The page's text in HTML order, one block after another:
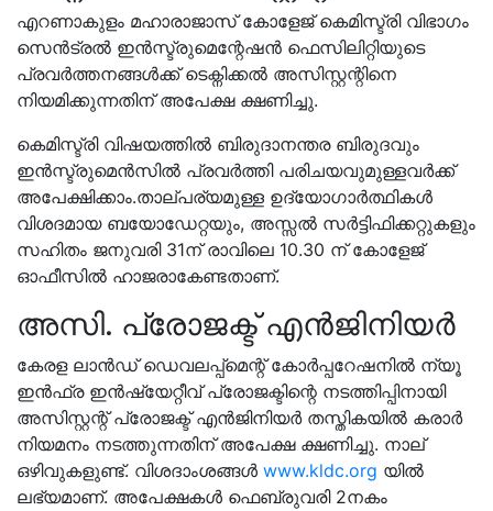
എറണാകുളം മഹാരാജാസ് കോളേജ് കെമിസ്ട്രി വിഭാഗം
സെൻട്രൽ ഇൻസ്ട്രുമെന്റേഷൻ ഫെസിലിറ്റിയുടെ
പ്രവർത്തനങ്ങൾക്ക് ടെക്നിക്കൽ അസിസ്റ്റന്റിനെ
നിയമിക്കുന്നതിന് അപേക്ഷ ക്ഷണിച്ചു.
കെമിസ്ട്രി വിഷയത്തിൽ ബിരുദാനന്തര ബിരുദവും
ഇൻസ്ട്രുമെൻസിൽ പ്രവർത്തി പരിചയവുമുള്ളവർക്ക്
അപേക്ഷിക്കാം.താല്പര്യമുള്ള ഉദ്യോഗാർത്ഥികൾ
വിശദമായ ബയോഡേറ്റയും, അസ്സൽ സർട്ടിഫിക്കറ്റുകളും
സഹിതം ജനുവരി 31ന് രാവിലെ 10.30 ന് കോളേജ്
ഓഫീസിൽ ഹാജരാകേണ്ടതാണ്.
അസി. പ്രോജക്ട് എൻജിനിയർ
കേരള ലാൻഡ് ഡെവലപ്പ്‌മെന്റ് കോർപ്പറേഷനിൽ ന്യൂ
ഇൻഫ്ര ഇൻഷ്യേറ്റീവ് പ്രോജക്ടിന്റെ നടത്തിപ്പിനായി
അസിസ്റ്റന്റ് പ്രോജക്ട് എൻജിനിയർ തസ്തികയിൽ കരാർ
നിയമനം നടത്തുന്നതിന് അപേക്ഷ ക്ഷണിച്ചു. നാല്
ഒഴിവുകളുണ്ട്. വിശദാംശങ്ങൾ www.kldc.org യിൽ
ലഭ്യമാണ്. അപേക്ഷകൾ ഫെബ്രുവരി 2നകം